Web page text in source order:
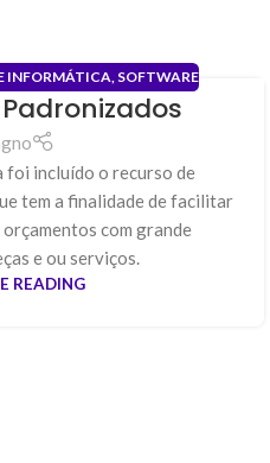
INFORMÁTICA SOFTWARE
foi incluído o recurso de
tem a finalidade de facilitar
orçamentos com grande
e ou serviços.
READING